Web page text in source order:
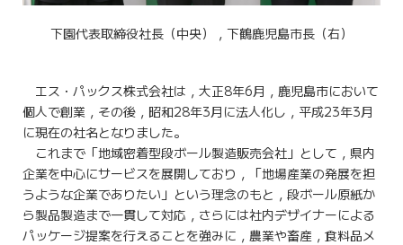
下園代表取締役社長（中央），下鶴鹿児島市長（右）
エス・パックス株式会社は，大正8年6月，鹿児島市において
個人で創業，その後，昭和28年3月に法人化し，平成23年3月
に現在の社名となりました。
これまで「地域密着型段ボール製造販売会社」として，県内
企業を中心にサービスを展開しており，「地場産業の発展を担
うような企業でありたい」という理念のもと，段ボール原紙か
ら製品製造まで一貫して対応，さらには社内デザイナーによる
パッケージ提案を行えることを強みに，農業や畜産，食料品メ